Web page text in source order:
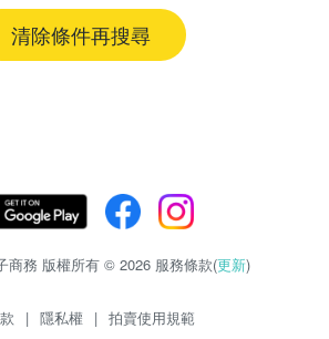
清除條件再搜尋
商務 版權所有 © 2026 服務條款(更新)
| 隱私權 | 拍賣使用規範